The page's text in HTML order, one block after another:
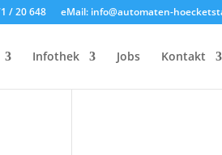
/ 20 648 eMail: info@automaten-
Infothek Jobs Kontakt